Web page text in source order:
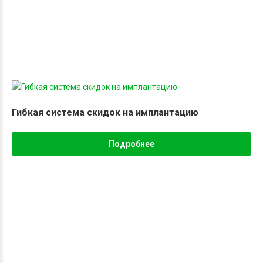
нарастающая боль после анестезии;
неприятный запах изо рта;
потеря вкусовых ощущений у языка;
Гибкая система скидок на имплантацию
Подробнее